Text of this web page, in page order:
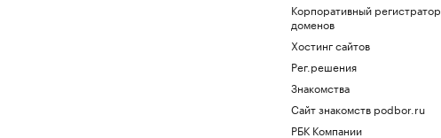
Корпоративный регистратор
доменов
Хостинг сайтов
Рег.решения
Знакомства
Сайт знакомств podbor.ru
РБК Компании